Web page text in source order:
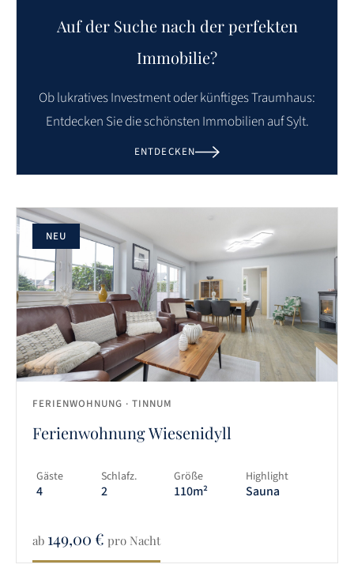
Auf der Suche nach der perfekten
Immobilie?
Ob lukratives Investment oder künftiges Traumhaus:
Entdecken Sie die schönsten Immobilien auf Sylt.
ENTDECKEN
NEU
FERIENWOHNUNG · TINNUM
Ferienwohnung Wiesenidyll
Gäste
4
Schlafz.
2
Größe
110m²
Highlight
Sauna
ab 149,00€ pro Nacht